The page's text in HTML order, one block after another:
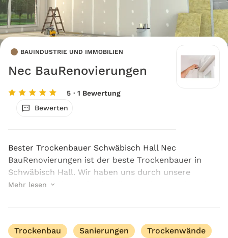
BAUINDUSTRIE UND IMMOBILIEN
Nec BauRenovierungen
5 · 1 Bewertung
Bewerten
Bester Trockenbauer Schwäbisch Hall Nec
BauRenovierungen ist der beste Trockenbauer in
Schwäbisch Hall. Wir haben uns durch unsere
Zuverlässigkeit, Professionalität und Innovation als
Mehr lesen
Trockenbau Sanierungen Trockenwände